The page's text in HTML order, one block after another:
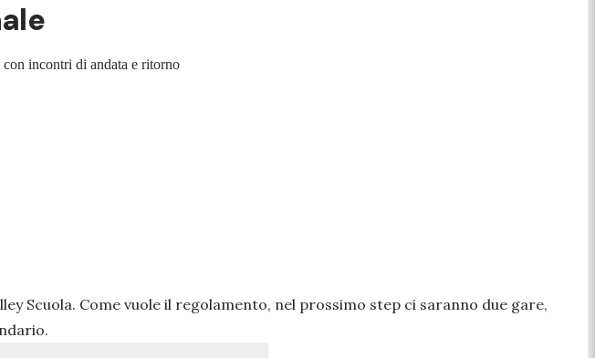
incontri di andata e ritorno
Scuola. Come vuole il regolamento, nel prossimo step ci saranno due gare,